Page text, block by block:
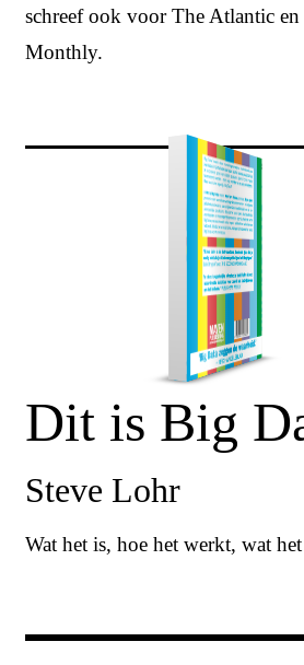
schreef ook voor The Atlantic
Monthly.
Dit is Big
Steve Lohr
Wat het is, hoe het werkt, wat